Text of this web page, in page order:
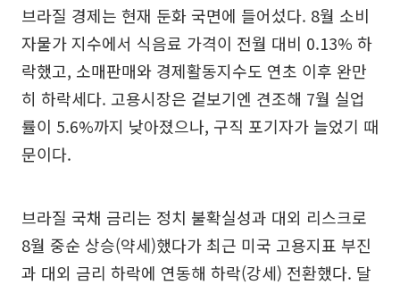
브라질 경제는 현재 둔화 국면에 들어섰다. 8월 소비
자물가 지수에서 식음료 가격이 전월 대비 0.13% 하
락했고, 소매판매와 경제활동지수도 연초 이후 완만
히 하락세다. 고용시장은 겉보기엔 견조해 7월 실업
률이 5.6%까지 낮아졌으나, 구직 포기자가 늘었기 때
문이다.
브라질 국채 금리는 정치 불확실성과 대외 리스크로
8월 중순 상승(약세)했다가 최근 미국 고용지표 부진
과 대외 금리 하락에 연동해 하락(강세) 전환했다. 달